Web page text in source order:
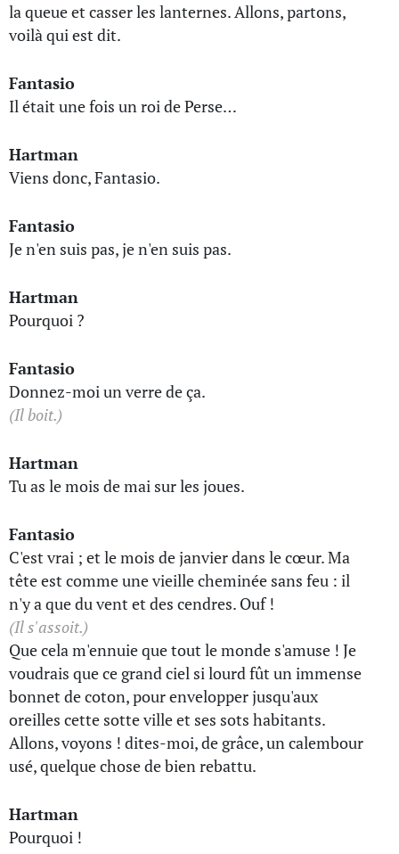
la queue et casser les lanternes. Allons, partons,
voilà qui est dit.
Fantasio
Il était une fois un roi de Perse…
Hartman
Viens donc, Fantasio.
Fantasio
Je n'en suis pas, je n'en suis pas.
Hartman
Pourquoi ?
Fantasio
Donnez-moi un verre de ça.
(Il boit.)
Hartman
Tu as le mois de mai sur les joues.
Fantasio
C'est vrai ; et le mois de janvier dans le cœur. Ma
tête est comme une vieille cheminée sans feu : il
n'y a que du vent et des cendres. Ouf !
(Il s'assoit.)
Que cela m'ennuie que tout le monde s'amuse ! Je
voudrais que ce grand ciel si lourd fût un immense
bonnet de coton, pour envelopper jusqu'aux
oreilles cette sotte ville et ses sots habitants.
Allons, voyons ! dites-moi, de grâce, un calembour
usé, quelque chose de bien rebattu.
Hartman
Pourquoi !